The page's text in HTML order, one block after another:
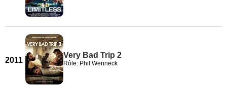
2011
Very Bad Trip 2
Rôle: Phil Wenneck